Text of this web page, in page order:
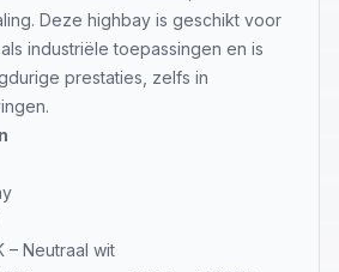
Deze highbay is geschikt voor
industriële toepassingen en is
prestaties, zelfs in
– Neutraal wit